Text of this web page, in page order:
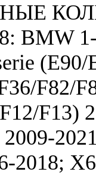
BMW
F82/
F13)
2018;